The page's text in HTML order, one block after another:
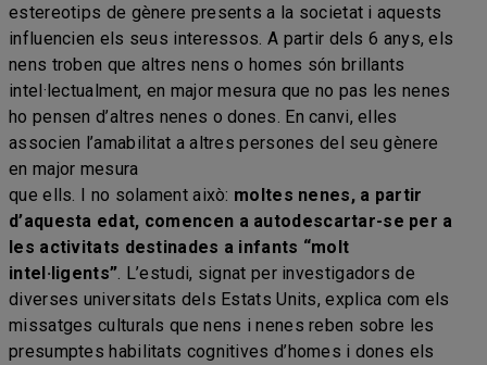
estereotips de gènere presents a la societat i aquests
influencien els seus interessos. A partir dels 6 anys, els
nens troben que altres nens o homes són brillants
intel·lectualment, en major mesura que no pas les nenes
ho pensen d’altres nenes o dones. En canvi, elles
associen l’amabilitat a altres persones del seu gènere
en major mesura
que ells. I no solament això: moltes nenes, a partir
d’aquesta edat, comencen a autodescartar-se per a
les activitats destinades a infants “molt
intel·ligents” . L’estudi, signat per investigadors de
diverses universitats dels Estats Units, explica com els
missatges culturals que nens i nenes reben sobre les
presumptes habilitats cognitives d’homes i dones els